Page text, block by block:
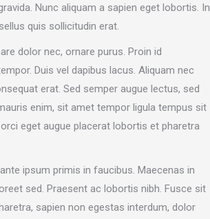
Nunc aliquam a sapien eget lobortis. In
quis sollicitudin erat.
dolor nec, ornare purus. Proin id
Duis vel dapibus lacus. Aliquam nec
erat. Sed semper augue lectus, sed
enim, sit amet tempor ligula tempus sit
eget augue placerat lobortis et pharetra
ipsum primis in faucibus. Maecenas in
sed. Praesent ac lobortis nibh. Fusce sit
sapien non egestas interdum, dolor